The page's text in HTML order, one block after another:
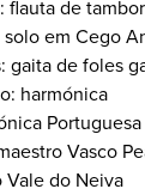
flauta de
em Cego
gaita de foles
harmónica
Vasco
Vale do Neiva